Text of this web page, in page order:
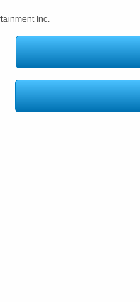
Inc.